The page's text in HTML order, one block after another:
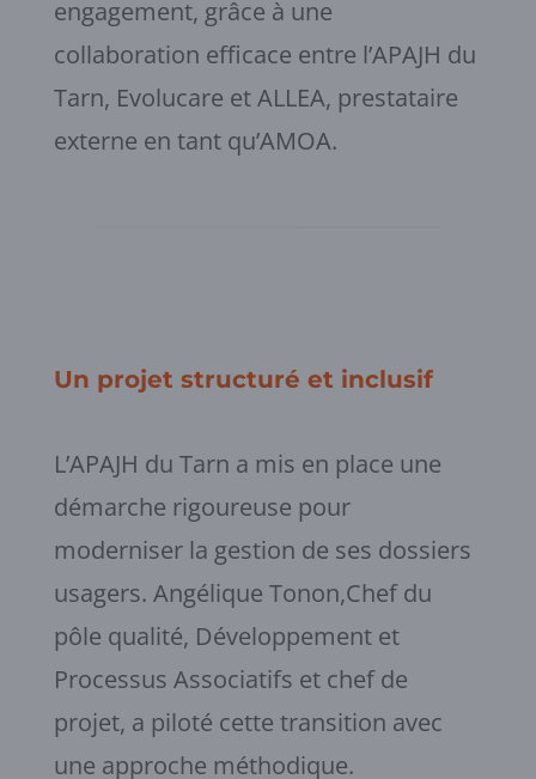
engagement, grâce à une
collaboration efficace entre l’APAJH du
Tarn, Evolucare et ALLEA, prestataire
externe en tant qu’AMOA.
Un projet structuré et inclusif
L’APAJH du Tarn a mis en place une
démarche rigoureuse pour
moderniser la gestion de ses dossiers
usagers. Angélique Tonon,Chef du
pôle qualité, Développement et
Processus Associatifs et chef de
projet, a piloté cette transition avec
une approche méthodique.